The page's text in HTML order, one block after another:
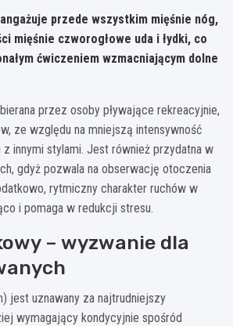
przede wszystkim mięśnie nóg,
mięśnie czworogłowe uda i łydki, co
ćwiczeniem wzmacniającym dolne
przez osoby pływające rekreacyjnie,
ze względu na mniejszą intensywność
z innymi stylami. Jest również przydatna w
gdyż pozwala na obserwację otoczenia
rytmiczny charakter ruchów w
i pomaga w redukcji stresu.
– wyzwanie dla
jest uznawany za najtrudniejszy
wymagający kondycyjnie spośród